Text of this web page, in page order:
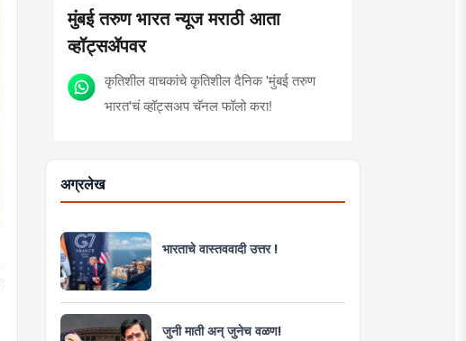
मुंबई तरुण भारत न्यूज मराठी आता
व्हॉट्सॲपवर
कृतिशील वाचकांचे कृतिशील दैनिक 'मुंबई तरुण
भारत'चं व्हॉट्सअप चॅनल फॉलो करा!
अग्रलेख
भारताचे वास्तववादी उत्तर !
जुनी माती अन् जुनेच वळण!